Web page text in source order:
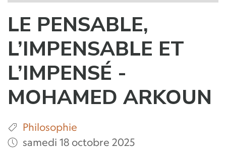
LE PENSABLE,
L’IMPENSABLE ET
L’IMPENSÉ -
MOHAMED ARKOUN
Philosophie
samedi 18 octobre 2025